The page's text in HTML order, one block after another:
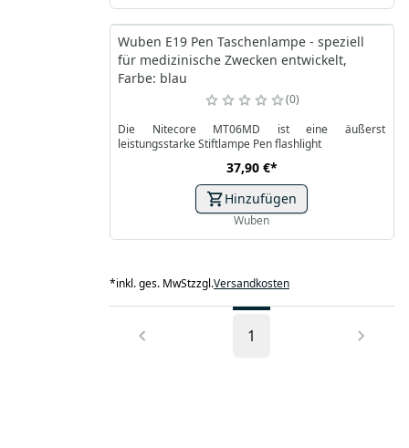
Wuben E19 Pen Taschenlampe - speziell
für medizinische Zwecken entwickelt,
Farbe: blau
0
Die Nitecore MT06MD ist eine äußerst
leistungsstarke Stiftlampe Pen flashlight
37,90 €*
Hinzufügen
Wuben
*inkl. ges. MwStzzgl.Versandkosten
1